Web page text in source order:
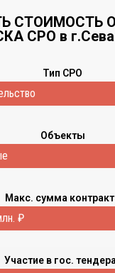
СТОИМОСТЬ
СРО в
Тип СРО
Объекты
Макс. сумма
₽
Участие в гос.